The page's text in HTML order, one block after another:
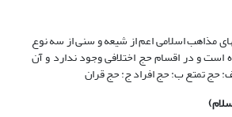
مذاهب اسلامی اعم از شیعه و سنی از سه نوع
و در اقسام حج اختلافی وجود ندارد و آن
حج تمتع ب: حج افراد ج: حج قران